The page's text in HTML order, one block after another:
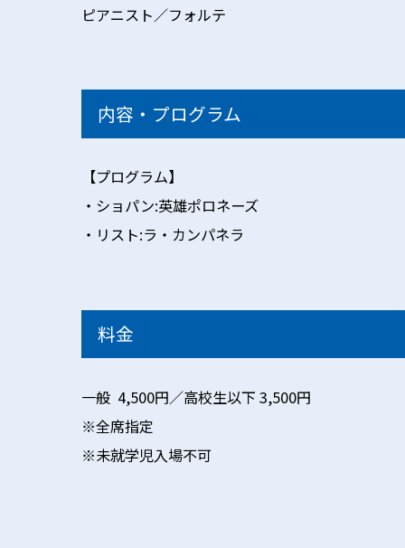
ピアニスト／フォルテ
内容・プログラム
【プログラム】
・ショパン:英雄ポロネーズ
・リスト:ラ・カンパネラ
料金
一般 4,500円／高校生以下 3,500円
※全席指定
※未就学児入場不可